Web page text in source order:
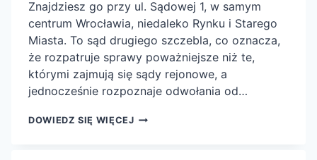
Znajdziesz go przy ul. Sądowej 1, w samym
centrum Wrocławia, niedaleko Rynku i Starego
Miasta. To sąd drugiego szczebla, co oznacza,
że rozpatruje sprawy poważniejsze niż te,
którymi zajmują się sądy rejonowe, a
jednocześnie rozpoznaje odwołania od…
DOWIEDZ SIĘ WIĘCEJSĄD